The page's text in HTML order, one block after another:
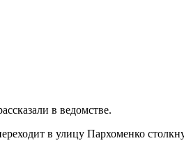
в ведомстве.
в улицу Пархоменко